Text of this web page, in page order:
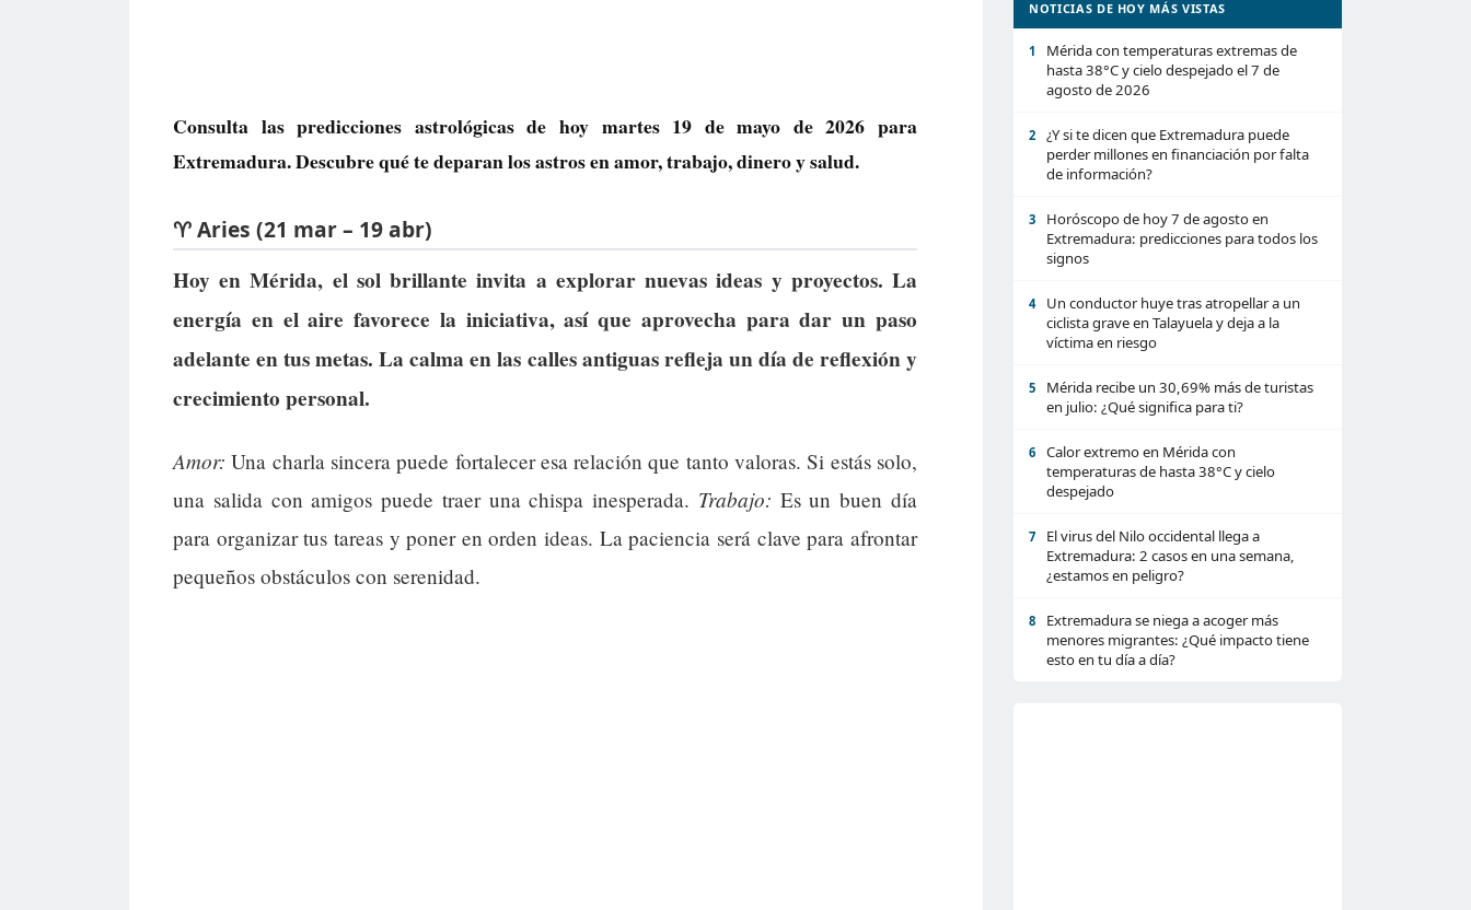
Consulta las predicciones astrológicas de hoy martes 19 de mayo de 2026 para
Extremadura. Descubre qué te deparan los astros en amor, trabajo, dinero y salud.
♈ Aries (21 mar – 19 abr)
Hoy en Mérida, el sol brillante invita a explorar nuevas ideas y proyectos. La
energía en el aire favorece la iniciativa, así que aprovecha para dar un paso
adelante en tus metas. La calma en las calles antiguas refleja un día de reflexión y
crecimiento personal.
Amor: Una charla sincera puede fortalecer esa relación que tanto valoras. Si estás solo,
una salida con amigos puede traer una chispa inesperada. Trabajo: Es un buen día
para organizar tus tareas y poner en orden ideas. La paciencia será clave para afrontar
pequeños obstáculos con serenidad.
NOTICIAS DE HOY MÁS VISTAS
1
Mérida con temperaturas extremas de
hasta 38°C y cielo despejado el 7 de
agosto de 2026
2
¿Y si te dicen que Extremadura puede
perder millones en financiación por falta
de información?
3
Horóscopo de hoy 7 de agosto en
Extremadura: predicciones para todos los
signos
4
Un conductor huye tras atropellar a un
ciclista grave en Talayuela y deja a la
víctima en riesgo
5
Mérida recibe un 30,69% más de turistas
en julio: ¿Qué significa para ti?
6
Calor extremo en Mérida con
temperaturas de hasta 38°C y cielo
despejado
7
El virus del Nilo occidental llega a
Extremadura: 2 casos en una semana,
¿estamos en peligro?
8
Extremadura se niega a acoger más
menores migrantes: ¿Qué impacto tiene
esto en tu día a día?